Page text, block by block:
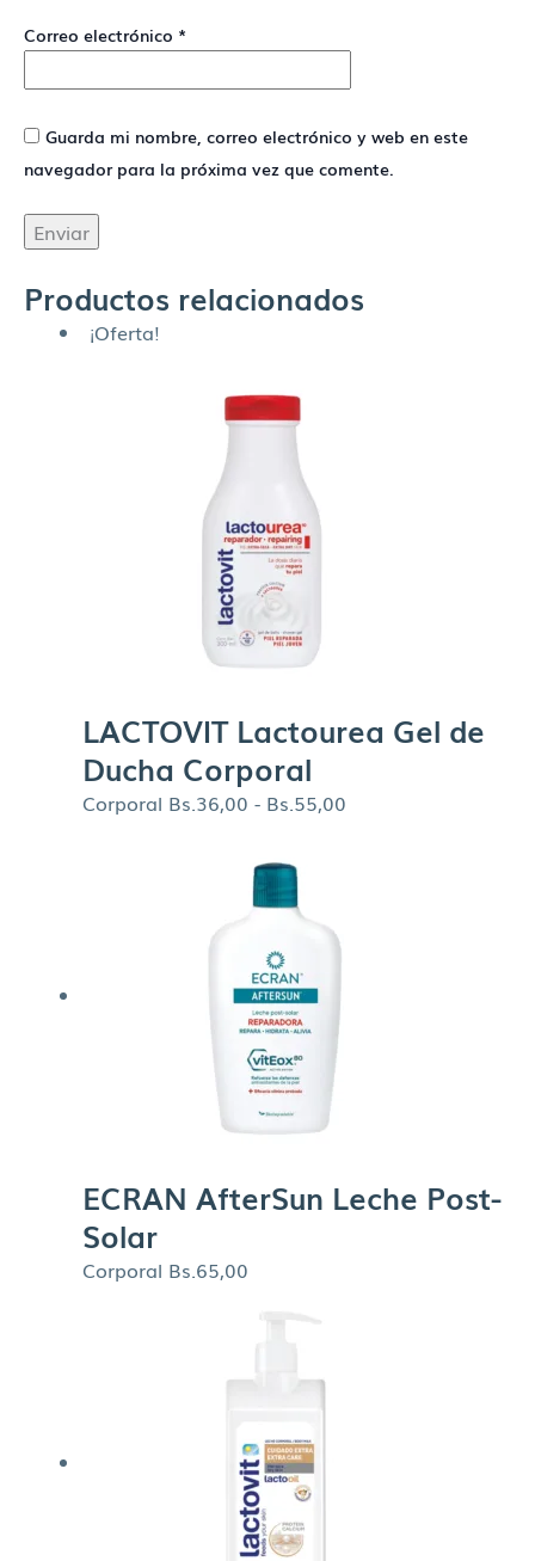
Correo electrónico *
Guarda mi nombre, correo electrónico y web en este
navegador para la próxima vez que comente.
Productos relacionados
¡Oferta!
LACTOVIT Lactourea Gel de
Ducha Corporal
Corporal Bs.36,00 - Bs.55,00
ECRAN AfterSun Leche Post-
Solar
Corporal Bs.65,00